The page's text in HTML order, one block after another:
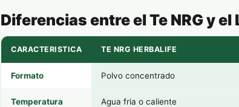
Diferencias entre el Te NRG y
CARACTERISTICA TE NRG HERBALIFE
Formato Polvo concentrado
Temperatura Agua fria o caliente